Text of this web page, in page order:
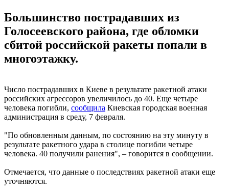
Большинство пострадавших из
Голосеевского района, где обломки
сбитой российской ракеты попали в
многоэтажку.
Число пострадавших в Киеве в результате ракетной атаки
российских агрессоров увеличилось до 40. Еще четыре
человека погибли, сообщила Киевская городская военная
администрация в среду, 7 февраля.
"По обновленным данным, по состоянию на эту минуту в
результате ракетного удара в столице погибли четыре
человека. 40 получили ранения", – говорится в сообщении.
Отмечается, что данные о последствиях ракетной атаки еще
уточняются.